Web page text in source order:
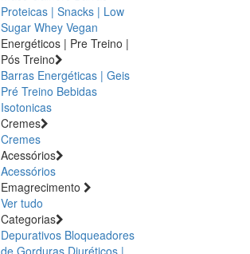
Proteicas | Snacks | Low
Sugar Whey Vegan
Energéticos | Pre Treino |
Pós Treino
Barras Energéticas | Geis
Pré Treino Bebidas
Isotonicas
Cremes
Cremes
Acessórios
Acessórios
Emagrecimento
Ver tudo
Categorias
Depurativos Bloqueadores
de Gorduras Diuréticos |